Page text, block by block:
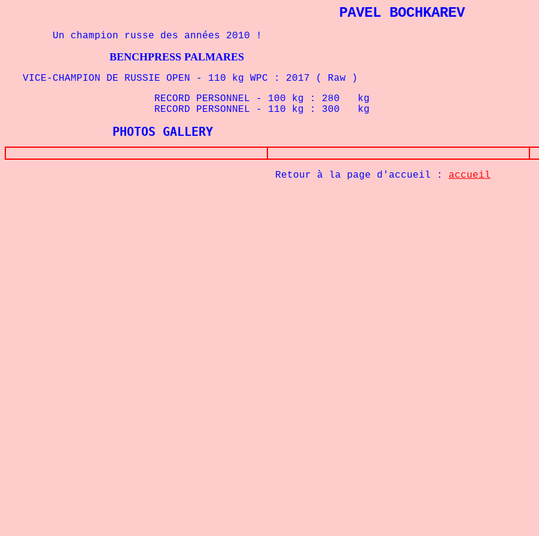
PAVEL BOCHKAREV
Un champion russe des années 2010 !
BENCHPRESS PALMARES
VICE-CHAMPION DE RUSSIE OPEN - 110 kg WPC : 2017 ( Raw )
RECORD PERSONNEL - 100 kg : 280 kg
RECORD PERSONNEL - 110 kg : 300 kg
PHOTOS GALLERY
Retour à la page d'accueil : accueil